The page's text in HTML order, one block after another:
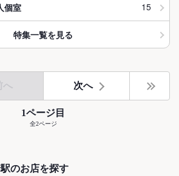
個室 15
特集一覧を見る
へ 次へ
1ページ目
全2ページ
のお店を探す